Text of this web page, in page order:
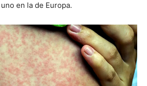
en la de Europa.